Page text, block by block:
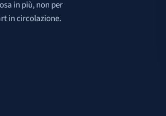
in più, non per
in circolazione.